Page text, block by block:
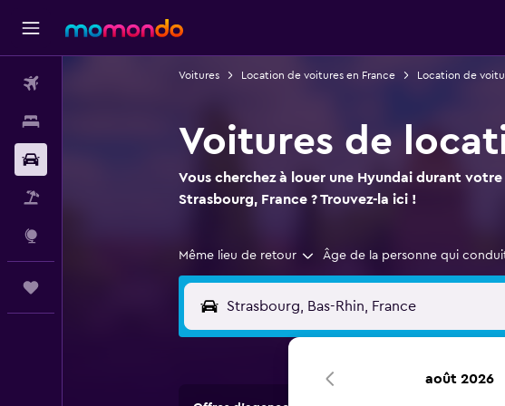
Voitures Location de voitures en France Location de
Voitures de
Vous cherchez à louer une Hyundai durant votre
Strasbourg, France ? Trouvez-la ici !
Même lieu de retour Âge de la personne qui
août 2026